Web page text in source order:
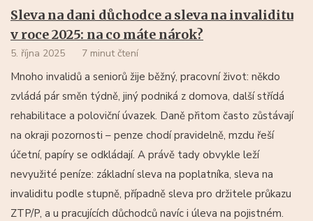
Sleva na dani důchodce a sleva na invaliditu
v roce 2025: na co máte nárok?
5. října 2025 7 minut čtení
Mnoho invalidů a seniorů žije běžný, pracovní život: někdo
zvládá pár směn týdně, jiný podniká z domova, další střídá
rehabilitace a poloviční úvazek. Daně přitom často zůstávají
na okraji pozornosti – penze chodí pravidelně, mzdu řeší
účetní, papíry se odkládají. A právě tady obvykle leží
nevyužité peníze: základní sleva na poplatníka, sleva na
invaliditu podle stupně, případně sleva pro držitele průkazu
ZTP/P, a u pracujících důchodců navíc i úleva na pojistném.